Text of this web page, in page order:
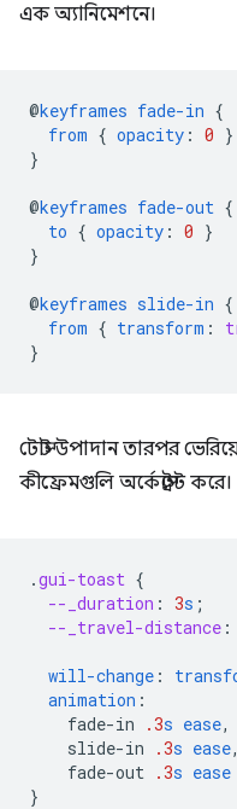
এক অ্যানিমেশনে।
@keyframes fade-in {
from { opacity : 0 }
}
@keyframes fade-out {
to { opacity : 0 }
}
@keyframes slide-in {
from { transform :
}
টোস্ট উপাদান তারপর
কীফ্রেমগুলি অর্কেস্ট্রেট করে।
.gui-toast {
--_duration : 3s ;
--_travel-distance :
will-change :
animation :
fade-in
.3s ease,
slide-in
.3s ease,
fade-out .3s ease
}